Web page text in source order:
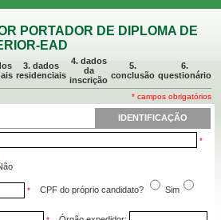
PORTADOR DE DIPLOMA DE
EAD
3. dados
residenciais
4. dados
da
inscrição
5.
conclusão
6.
questionário
* campos obrigatórios
IDENTIFICAÇÃO
*
* CPF do próprio candidato?
Sim